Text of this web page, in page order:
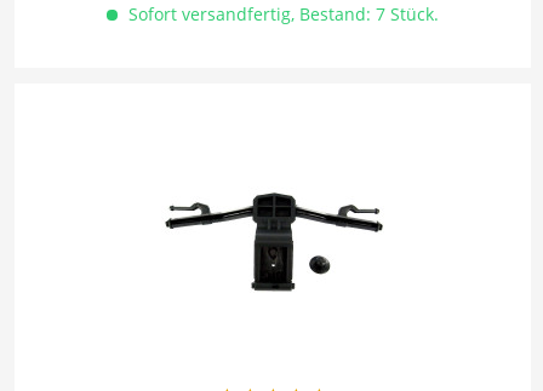
Sofort versandfertig, Bestand: 7 Stück.